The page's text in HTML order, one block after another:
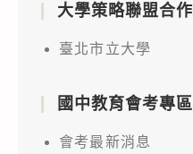
大學策略聯盟合作
臺北市立大學
國中教育會考專區
會考最新消息